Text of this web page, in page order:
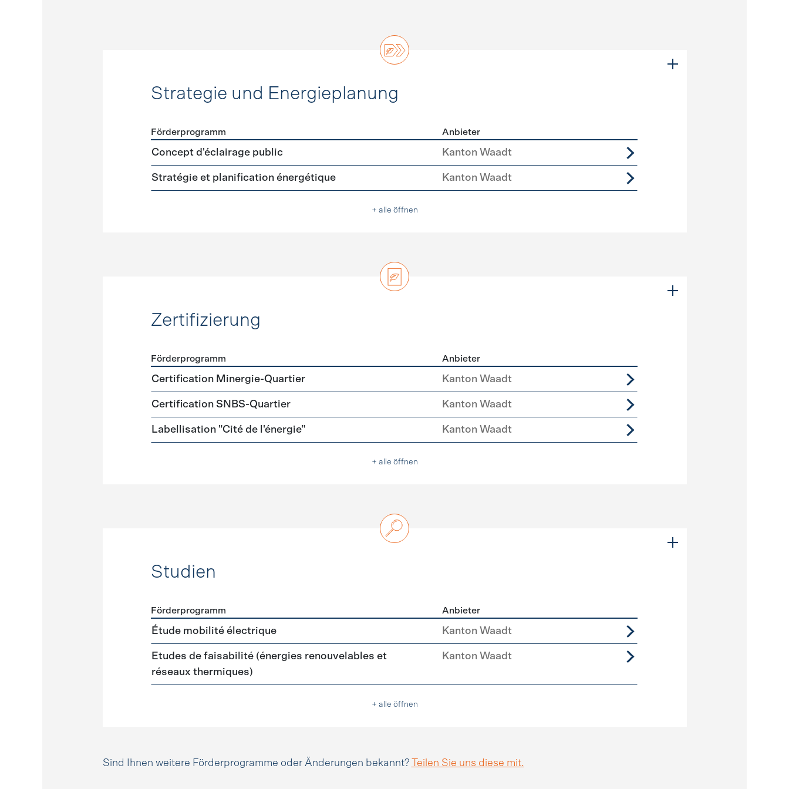
Strategie und Energieplanung
Förderprogramme Strategie und Energieplanung
Förderprogramm Anbieter
Concept d'éclairage public Kanton Waadt
Stratégie et planification énergétique Kanton Waadt
+ alle öffnen
Zertifizierung
Förderprogramme Zertifizierung
Förderprogramm Anbieter
Certification Minergie-Quartier Kanton Waadt
Certification SNBS-Quartier Kanton Waadt
Labellisation "Cité de l'énergie" Kanton Waadt
+ alle öffnen
Studien
Förderprogramme Studien
Förderprogramm Anbieter
Étude mobilité électrique Kanton Waadt
Etudes de faisabilité (énergies renouvelables et
réseaux thermiques)
Kanton Waadt
+ alle öffnen
Sind Ihnen weitere Förderprogramme oder Änderungen bekannt? Teilen Sie uns diese mit.